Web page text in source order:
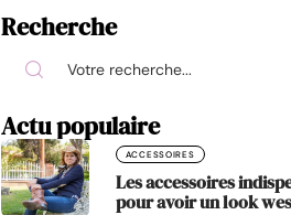
Recherche
Actu populaire
ACCESSOIRES
Les accessoires
pour avoir un look